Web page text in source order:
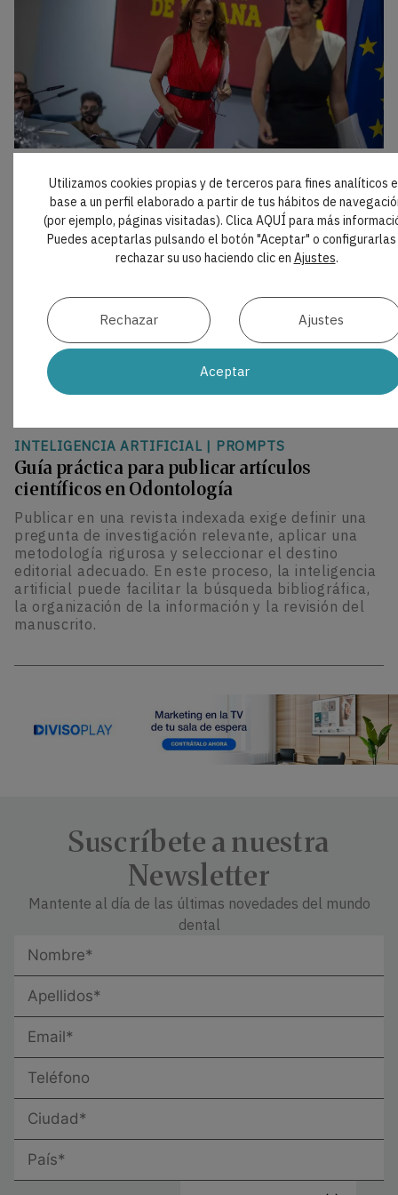
El Gobierno propone una nueva regulación
para medicamentos y productos sanitarios
El Consejo de Ministros ha aprobado el Proyecto de
Ley de Medicamentos y Productos Sanitarios, que
reforma actualiza el marco vigente desde 2015 e
incorpora medidas sobre innovación,
abastecimiento, financiación, prescripción y
dispensación.
INTELIGENCIA ARTIFICIAL | PROMPTS
Guía práctica para publicar artículos
científicos en Odontología
Publicar en una revista indexada exige definir una
pregunta de investigación relevante, aplicar una
metodología rigurosa y seleccionar el destino
editorial adecuado. En este proceso, la inteligencia
artificial puede facilitar la búsqueda bibliográfica,
la organización de la información y la revisión del
manuscrito.
Suscríbete a nuestra
Newsletter
Mantente al día de las últimas novedades del mundo
dental
Utilizamos cookies propias y de terceros para fines analíticos
base a un perfil elaborado a partir de tus hábitos de
(por ejemplo, páginas visitadas). Clica AQUÍ para más
Puedes aceptarlas pulsando el botón "Aceptar" o
rechazar su uso haciendo clic en Ajustes.
Aceptar
Rechazar Ajustes